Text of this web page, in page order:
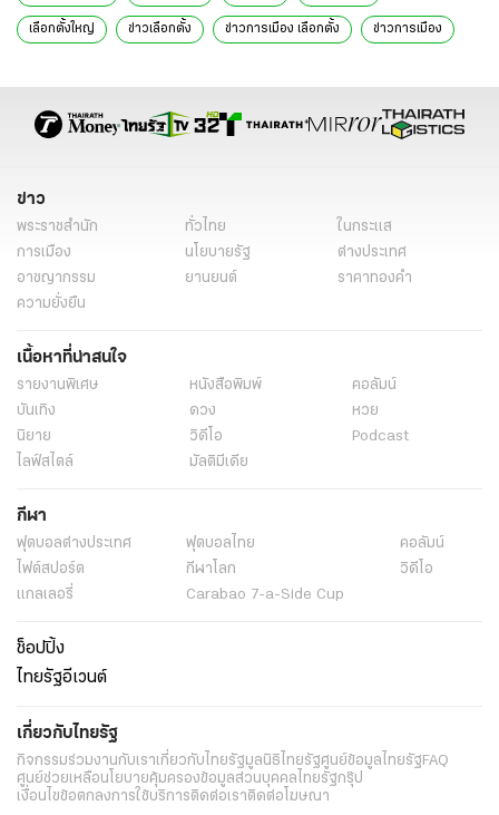
เลือกตั้งใหญ่ ข่าวเลือกตั้ง ข่าวการเมือง เลือกตั้ง ข่าวการเมือง
สงกรานต์ 2566 สงกรานต์
ข่าว
พระราชสำนัก ทั่วไทย
ในกระแส
การเมือง
นโยบายรัฐ
ต่างประเทศ
อาชญากรรม
ยานยนต์
ราคาทองคำ
ความยั่งยืน
เนื้อหาที่น่าสนใจ
รายงานพิเศษ หนังสือพิมพ์
คอลัมน์
บันเทิง
ดวง
หวย
นิยาย
วิดีโอ
Podcast
ไลฟ์สไตล์
มัลติมีเดีย
กีฬา
ฟุตบอลต่่างประเทศ ฟุตบอลไทย
คอลัมน์
ไฟต์สปอร์ต
กีฬาโลก
วิดีโอ
แกลเลอรี่
Carabao 7-a-Side Cup
ช็อปปิ้ง
ไทยรัฐอีเวนต์
เกี่ยวกับไทยรัฐ
กิจกรรมร่วมงานกับเราเกี่ยวกับไทยรัฐมูลนิธิไทยรัฐศูนย์ข้อมูลไทยรัฐ FAQ
ศูนย์ช่วยเหลือนโยบายคุ้มครองข้อมูลส่วนบุคคลไทยรัฐกรุ๊ป
เงื่อนไขข้อตกลงการใช้บริการติดต่อเราติดต่อโฆษณา